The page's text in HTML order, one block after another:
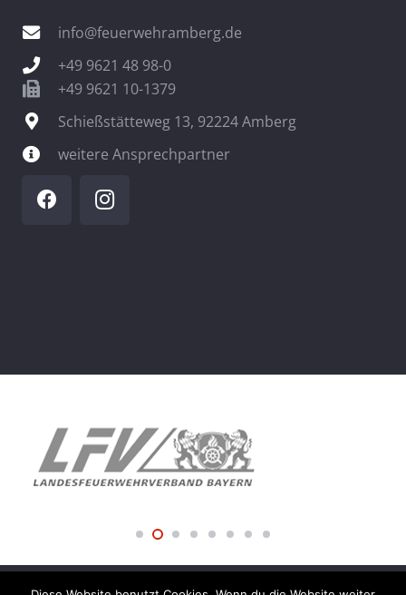
info@feuerwehramberg.de
+49 9621 48 98-0
+49 9621 10-1379
Schießstätteweg 13, 92224 Amberg
weitere Ansprechpartner